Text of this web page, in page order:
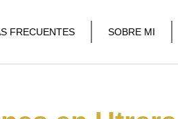
FRECUENTES SOBRE MI